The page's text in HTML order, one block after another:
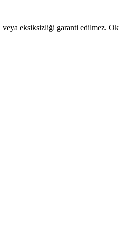
eksiksizliği garanti edilmez.